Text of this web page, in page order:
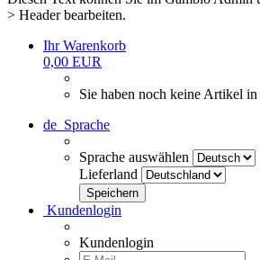
> Header bearbeiten.
Ihr Warenkorb
0,00 EUR
Sie haben noch keine Artikel
de Sprache
Sprache auswählen
Lieferland
Kundenlogin
Kundenlogin